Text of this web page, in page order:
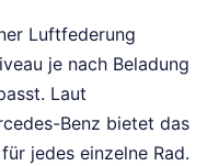
Luftfederung
je nach Beladung
Laut
Benz bietet das
jedes einzelne Rad.